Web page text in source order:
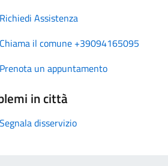
Richiedi Assistenza
Chiama il comune +39094165095
Prenota un appuntamento
in città
Segnala disservizio